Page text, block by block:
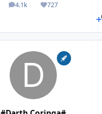
4.1k
posts 727
Reputation